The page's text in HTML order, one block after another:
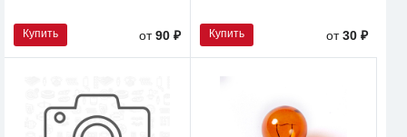
Купить от90 ₽ Купить от30 ₽